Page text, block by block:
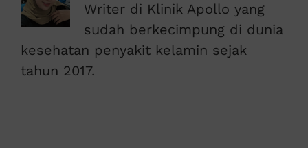
Writer di Klinik Apollo yang
sudah berkecimpung di dunia
kesehatan penyakit kelamin sejak
tahun 2017.